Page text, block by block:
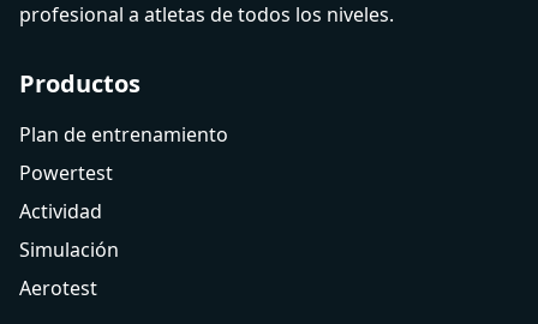
profesional a atletas de todos los niveles.
Productos
Plan de entrenamiento
Powertest
Actividad
Simulación
Aerotest